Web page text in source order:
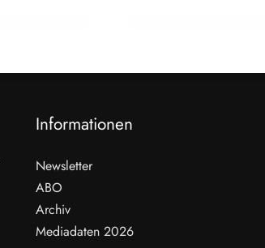
Informationen
Newsletter
ABO
Archiv
Mediadaten 2026